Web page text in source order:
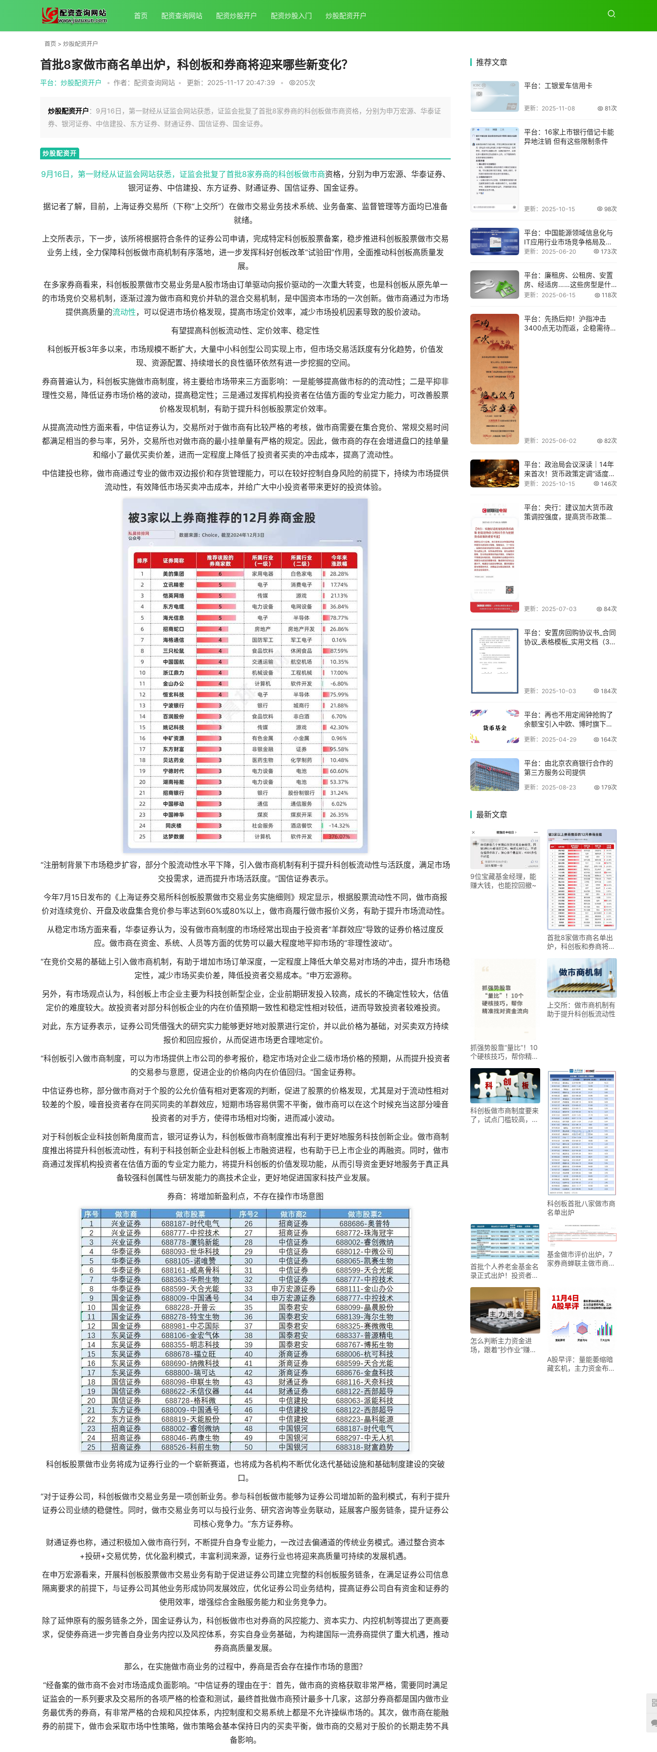
首页 配资查询网站 配资炒股开户 配资炒股入门 炒股配资开户
首页 > 炒股配资开户
首批8家做市商名单出炉，科创板和券商将迎来哪些新变化？
平台：炒股配资开户 • 作者：配资查询网站 • 更新：2025-11-17 20:47:39 • 205次
炒股配资开户：9月16日，第一财经从证监会网站获悉，证监会批复了首批8家券商的科创板做市商资格，分别为申万宏源、华泰证
券、银河证券、中信建投、东方证券、财通证券、国信证券、国金证券。
炒股配资开
9月16日，第一财经从证监会网站获悉，证监会批复了首批8家券商的科创板做市商资格，分别为申万宏源、华泰证券、
银河证券、中信建投、东方证券、财通证券、国信证券、国金证券。
据记者了解，目前，上海证券交易所（下称“上交所”）在做市交易业务技术系统、业务备案、监督管理等方面均已准备
就绪。
上交所表示，下一步，该所将根据符合条件的证券公司申请，完成特定科创板股票备案，稳步推进科创板股票做市交易
业务上线，全力保障科创板做市商机制有序落地，进一步发挥科好创板改革“试验田”作用，全面推动科创板高质量发
展。
在多家券商看来，科创板股票做市交易业务是A股市场由订单驱动向报价驱动的一次重大转变，也是科创板从原先单一
的市场竞价交易机制，逐渐过渡为做市商和竞价并轨的混合交易机制，是中国资本市场的一次创新。做市商通过为市场
提供高质量的流动性，可以促进市场价格发现，提高市场定价效率，减少市场投机因素导致的股价波动。
有望提高科创板流动性、定价效率、稳定性
科创板开板3年多以来，市场规模不断扩大，大量中小科创型公司实现上市，但市场交易活跃度有分化趋势，价值发
现、资源配置、持续增长的良性循环依然有进一步挖掘的空间。
券商普遍认为，科创板实施做市商制度，将主要给市场带来三方面影响：一是能够提高做市标的的流动性；二是平抑非
理性交易，降低证券市场价格的波动，提高稳定性；三是通过发挥机构投资者在估值方面的专业定力能力，可改善股票
价格发现机制，有助于提升科创板股票定价效率。
从提高流动性方面来看，中信证券认为，交易所对于做市商有比较严格的考核，做市商需要在集合竞价、常规交易时间
都满足相当的参与率，另外，交易所也对做市商的最小挂单量有严格的规定。因此，做市商的存在会增进盘口的挂单量
和缩小了最优买卖价差，进而一定程度上降低了投资者买卖的冲击成本，提高了流动性。
中信建投也称，做市商通过专业的做市双边报价和存货管理能力，可以在较好控制自身风险的前提下，持续为市场提供
流动性，有效降低市场买卖冲击成本，并给广大中小投资者带来更好的投资体验。
“注册制背景下市场稳步扩容，部分个股流动性水平下降，引入做市商机制有利于提升科创板流动性与活跃度，满足市场
交投需求，进而提升市场活跃度。”国信证券表示。
今年7月15日发布的《上海证券交易所科创板股票做市交易业务实施细则》规定显示，根据股票流动性不同，做市商报
价对连续竞价、开盘及收盘集合竞价参与率达到60%或80%以上，做市商履行做市报价义务，有助于提升市场流动性。
从稳定市场方面来看，华泰证券认为，没有做市商制度的市场经常出现由于投资者“羊群效应”导致的证券价格过度反
应。做市商在资金、系统、人员等方面的优势可以最大程度地平抑市场的“非理性波动”。
“在竞价交易的基础上引入做市商机制，有助于增加市场订单深度，一定程度上降低大单交易对市场的冲击，提升市场稳
定性，减少市场买卖价差，降低投资者交易成本。”申万宏源称。
另外，有市场观点认为，科创板上市企业主要为科技创新型企业，企业前期研发投入较高，成长的不确定性较大，估值
定价的难度较大。故投资者对部分科创板企业的内在价值预期一致性和稳定性相对较低，进而导致投资者较难投资。
对此，东方证券表示，证券公司凭借强大的研究实力能够更好地对股票进行定价，并以此价格为基础，对买卖双方持续
报价和回应报价，从而促进市场更合理地定价。
“科创板引入做市商制度，可以为市场提供上市公司的参考报价，稳定市场对企业二级市场价格的预期，从而提升投资者
的交易参与意愿，促进企业的价格向内在价值回归。”国金证券称。
中信证券也称，部分做市商对于个股的公允价值有相对更客观的判断，促进了股票的价格发现，尤其是对于流动性相对
较差的个股，噪音投资者存在同买同卖的羊群效应，短期市场容易供需不平衡，做市商可以在这个时候充当这部分噪音
投资者的对手方，使得市场相对均衡，进而减小波动。
对于科创板企业科技创新角度而言，银河证券认为，科创板做市商制度推出有利于更好地服务科技创新企业。做市商制
度推出将提升科创板流动性，有利于科技创新企业赴科创板上市融资进程，也有助于已上市企业的再融资。同时，做市
商通过发挥机构投资者在估值方面的专业定力能力，将提升科创板的价值发现功能，从而引导资金更好地服务于真正具
备较强科创属性与研发能力的高技术企业，更好地促进国家科技产业发展。
券商：将增加新盈利点，不存在操作市场意图
科创板股票做市业务将成为证券行业的一个崭新赛道，也将成为各机构不断优化迭代基础设施和基础制度建设的突破
口。
“对于证券公司，科创板做市交易业务是一项创新业务。参与科创板做市能够为证券公司增加新的盈利模式，有利于提升
证券公司业绩的稳健性。同时，做市交易业务可以与投行业务、研究咨询等业务联动，延展客户服务链条，提升证券公
司核心竞争力。”东方证券称。
财通证券也称，通过积极加入做市商行列，不断提升自身专业能力，一改过去偏通道的传统业务模式。通过整合资本
+投研+交易优势，优化盈利模式，丰富利润来源，证券行业也将迎来高质量可持续的发展机遇。
在申万宏源看来，开展科创板股票做市交易业务有助于促进证券公司建立完整的科创板服务链条，在满足证券公司信息
隔离要求的前提下，与证券公司其他业务形成协同发展效应，优化证券公司业务结构，提高证券公司自有资金和证券的
使用效率，增强综合金融服务能力和业务竞争力。
除了延伸原有的服务链条之外，国金证券认为，科创板做市也对券商的风控能力、资本实力、内控机制等提出了更高要
求，促使券商进一步完善自身业务内控以及风控体系，夯实自身业务基础，为构建国际一流券商提供了重大机遇，推动
券商高质量发展。
那么，在实施做市商业务的过程中，券商是否会存在操作市场的意图？
“经备案的做市商不会对市场造成负面影响。”中信证券的理由在于：首先，做市商的资格获取非常严格，需要同时满足
证监会的一系列要求及交易所的各项严格的检查和测试，最终首批做市商预计最多十几家，这部分券商都是国内做市业
务最优秀的券商，有非常严格的合规和风控体系，内控制度和交易系统上都是不允许操纵市场的。其次，做市商在能融
券的前提下，做市会采取市场中性策略，做市策略会基本保持日内的买卖平衡，做市商的交易对于股价的长期走势不具
备影响。
推荐文章
平台：工银爱车信用卡
更新：2025-11-08 81次
平台：16家上市银行借记卡能
异地注销 但有这些限制条件
更新：2025-10-15 98次
平台：中国能源领域信息化与
IT应用行业市场竞争格局及发
展前景分析报
更新：2025-06-20 173次
平台：廉租房、公租房、安置
房、经适房……这些房型是什
么意思？
更新：2025-06-15 118次
平台：先扬后抑！沪指冲击
3400点无功而返，企稳需待新
更新：2025-06-02 82次
平台：政治局会议深读｜14年
来首次！货币政策定调“适度宽
松”意味着
更新：2025-10-15 146次
平台：央行：建议加大货币政
策调控强度，提高货币政策调
更新：2025-07-03 84次
平台：安置房回购协议书_合同
协议_表格模板_实用文档（3
更新：2025-10-03 184次
平台：再也不用定闹钟抢购了
余额宝引入中欧、博时旗下货
更新：2025-04-29 164次
平台：由北京农商银行合作的
第三方服务公司提供
更新：2025-08-23 179次
最新文章
9位宝藏基金经理，能
赚大钱，也能控回撤~
首批8家做市商名单出
炉，科创板和券商将迎
抓强势股靠“量比”！10
个硬核技巧，帮你精准
上交所：做市商机制有
助于提升科创板流动性
科创板做市商制度要来
了，试点门槛较高，利
科创板首批八家做市商
名单出炉
首批个人养老金基金名
录正式出炉！投资者该
基金做市评价出炉，7
家券商蝉联主做市商
怎么判断主力资金进
场，跟着“抄作业”赚一
A股早评：量能萎缩暗
藏玄机，主力资金布